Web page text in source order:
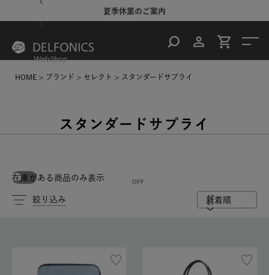
夏季休業のご案内
HOME ブランド セレクト スタンダードサプライ
スタンダードサプライ
在庫がある商品のみ表示
絞り込み 新着順